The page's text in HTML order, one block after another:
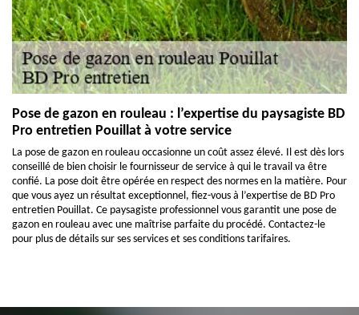
Pose de gazon en rouleau : l’expertise du paysagiste BD
Pro entretien Pouillat à votre service
La pose de gazon en rouleau occasionne un coût assez élevé. Il est dès lors
conseillé de bien choisir le fournisseur de service à qui le travail va être
confié. La pose doit être opérée en respect des normes en la matière. Pour
que vous ayez un résultat exceptionnel, fiez-vous à l’expertise de BD Pro
entretien Pouillat. Ce paysagiste professionnel vous garantit une pose de
gazon en rouleau avec une maîtrise parfaite du procédé. Contactez-le
pour plus de détails sur ses services et ses conditions tarifaires.